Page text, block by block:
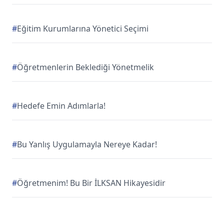
#Eğitim Kurumlarına Yönetici Seçimi
#Öğretmenlerin Beklediği Yönetmelik
#Hedefe Emin Adımlarla!
#Bu Yanlış Uygulamayla Nereye Kadar!
#Öğretmenim! Bu Bir İLKSAN Hikayesidir